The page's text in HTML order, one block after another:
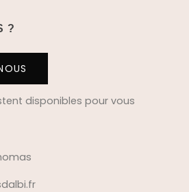
?
disponibles pour vous